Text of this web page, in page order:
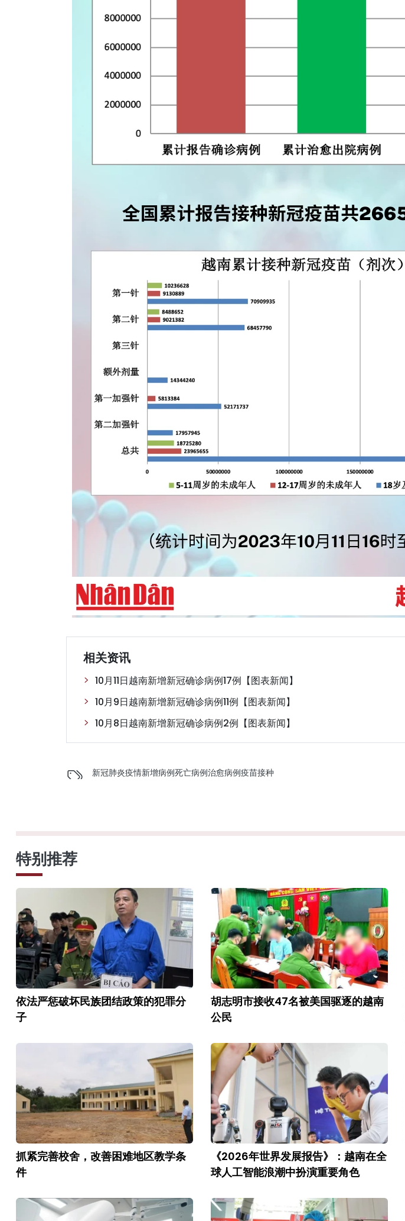
相关资讯
10月11日越南新增新冠确诊病例17例【图表新闻】
10月9日越南新增新冠确诊病例11例【图表新闻】
10月8日越南新增新冠确诊病例2例【图表新闻】
新冠肺炎疫情新增病例死亡病例治愈病例疫苗接种
特别推荐
依法严惩破坏民族团结政策的犯罪分
子
胡志明市接收47名被美国驱逐的越南
公民
抓紧完善校舍，改善困难地区教学条
件
《2026年世界发展报告》：越南在全
球人工智能浪潮中扮演重要角色